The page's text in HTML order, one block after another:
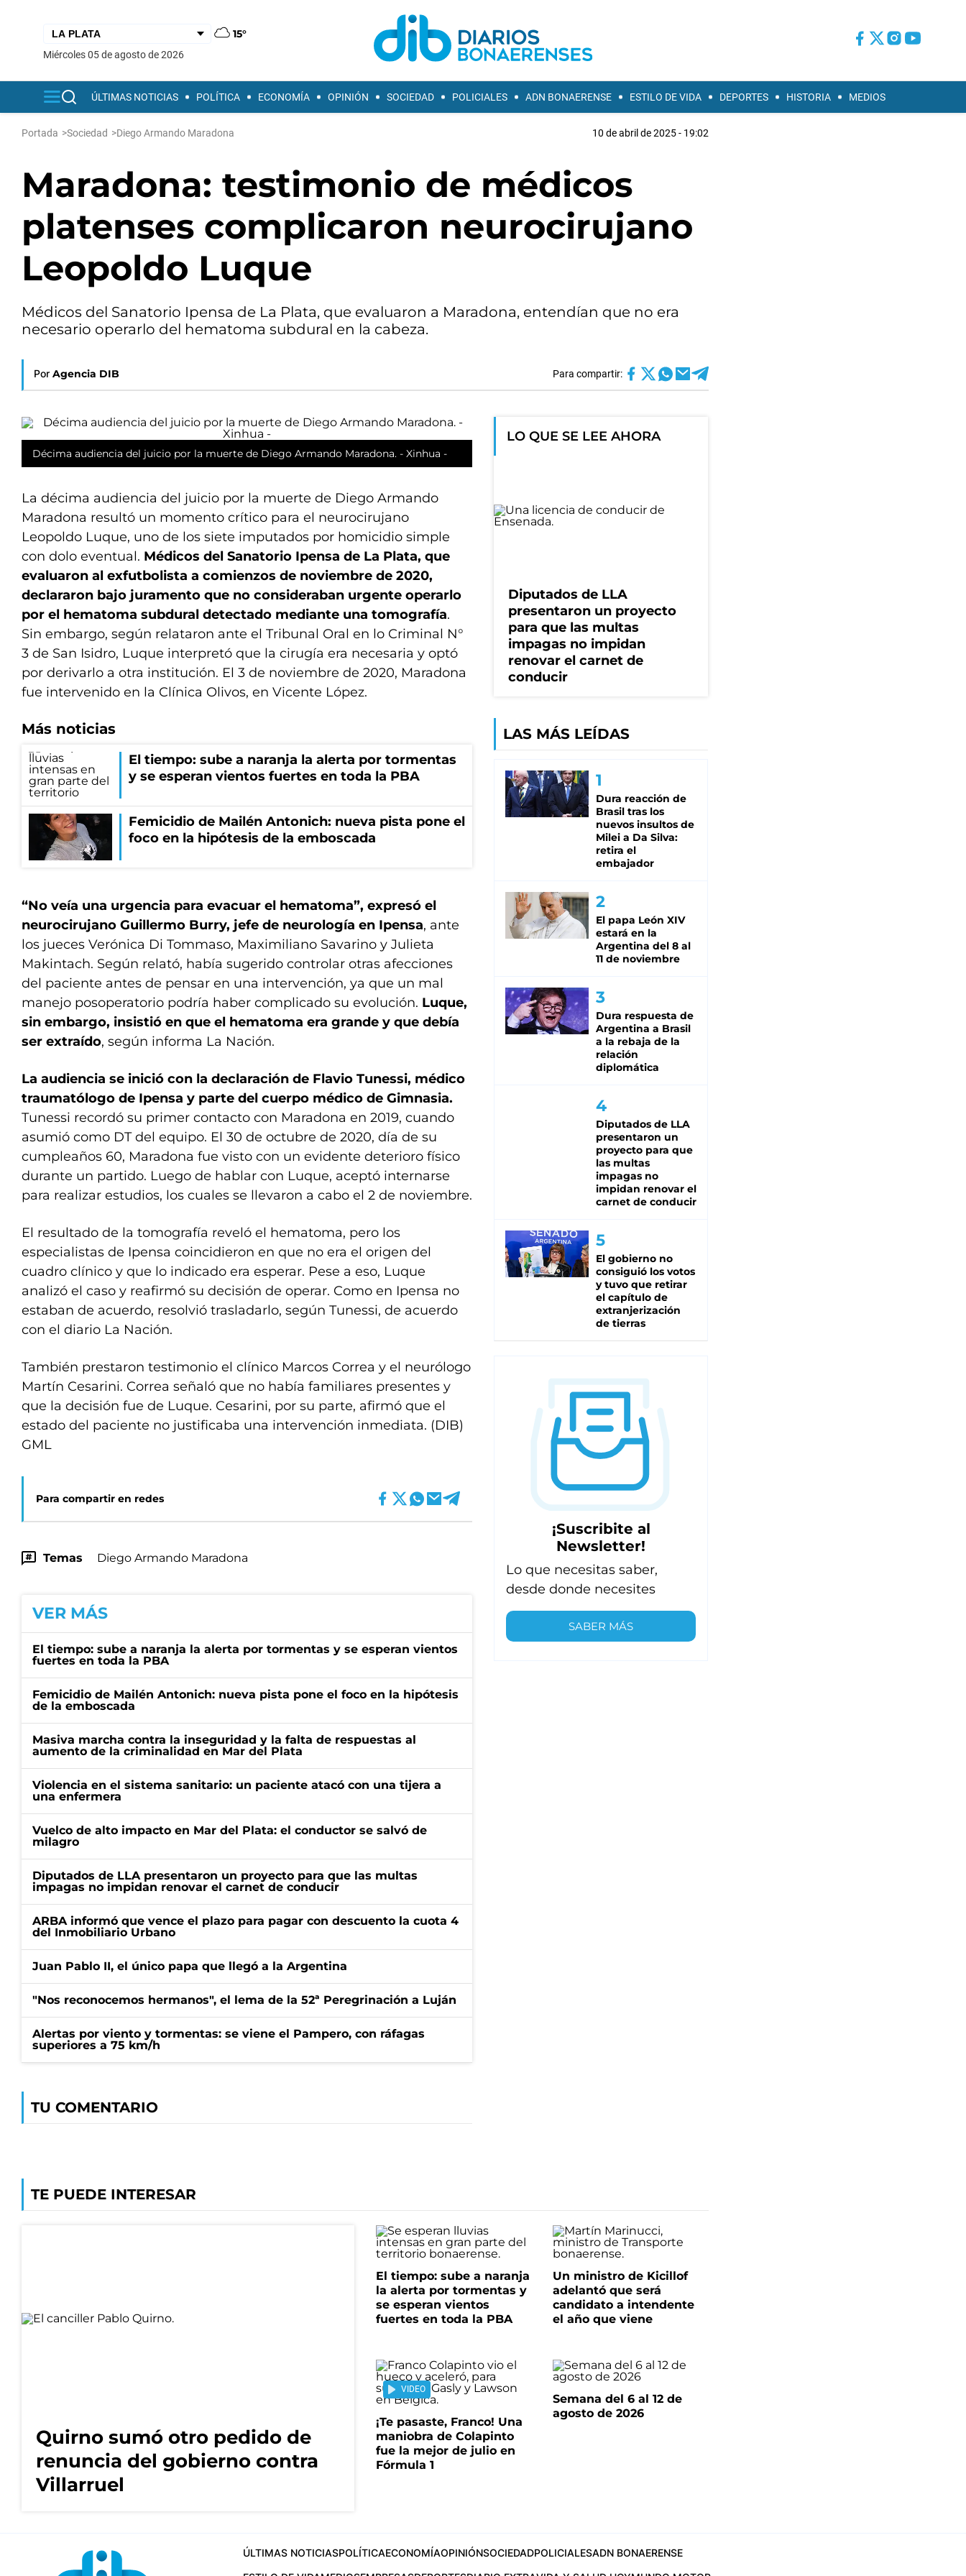
15°
miércoles 05 de agosto de 2026
ÚLTIMAS NOTICIAS POLÍTICA ECONOMÍA OPINIÓN SOCIEDAD POLICIALES ADN BONAERENSE ESTILO DE VIDA DEPORTES HISTORIA MEDIOS
Portada >Sociedad >Diego Armando Maradona 10 de abril de 2025 - 19:02
Maradona: testimonio de médicos
platenses complicaron neurocirujano
Leopoldo Luque
Médicos del Sanatorio Ipensa de La Plata, que evaluaron a Maradona, entendían que no era
necesario operarlo del hematoma subdural en la cabeza.
Por Agencia DIB Para compartir:
Décima audiencia del juicio por la muerte de Diego Armando Maradona. - Xinhua -
La décima audiencia del juicio por la muerte de Diego Armando
Maradona resultó un momento crítico para el neurocirujano
Leopoldo Luque, uno de los siete imputados por homicidio simple
con dolo eventual. Médicos del Sanatorio Ipensa de La Plata, que
evaluaron al exfutbolista a comienzos de noviembre de 2020,
declararon bajo juramento que no consideraban urgente operarlo
por el hematoma subdural detectado mediante una tomografía.
Sin embargo, según relataron ante el Tribunal Oral en lo Criminal N°
3 de San Isidro, Luque interpretó que la cirugía era necesaria y optó
por derivarlo a otra institución. El 3 de noviembre de 2020, Maradona
fue intervenido en la Clínica Olivos, en Vicente López.
Más noticias
El tiempo: sube a naranja la alerta por tormentas
y se esperan vientos fuertes en toda la PBA
Femicidio de Mailén Antonich: nueva pista pone el
foco en la hipótesis de la emboscada
“No veía una urgencia para evacuar el hematoma”, expresó el
neurocirujano Guillermo Burry, jefe de neurología en Ipensa, ante
los jueces Verónica Di Tommaso, Maximiliano Savarino y Julieta
Makintach. Según relató, había sugerido controlar otras afecciones
del paciente antes de pensar en una intervención, ya que un mal
manejo posoperatorio podría haber complicado su evolución. Luque,
sin embargo, insistió en que el hematoma era grande y que debía
ser extraído, según informa La Nación.
La audiencia se inició con la declaración de Flavio Tunessi, médico
traumatólogo de Ipensa y parte del cuerpo médico de Gimnasia.
Tunessi recordó su primer contacto con Maradona en 2019, cuando
asumió como DT del equipo. El 30 de octubre de 2020, día de su
cumpleaños 60, Maradona fue visto con un evidente deterioro físico
durante un partido. Luego de hablar con Luque, aceptó internarse
para realizar estudios, los cuales se llevaron a cabo el 2 de noviembre.
El resultado de la tomografía reveló el hematoma, pero los
especialistas de Ipensa coincidieron en que no era el origen del
cuadro clínico y que lo indicado era esperar. Pese a eso, Luque
analizó el caso y reafirmó su decisión de operar. Como en Ipensa no
estaban de acuerdo, resolvió trasladarlo, según Tunessi, de acuerdo
con el diario La Nación.
También prestaron testimonio el clínico Marcos Correa y el neurólogo
Martín Cesarini. Correa señaló que no había familiares presentes y
que la decisión fue de Luque. Cesarini, por su parte, afirmó que el
estado del paciente no justificaba una intervención inmediata. (DIB)
GML
Para compartir en redes
Temas Diego Armando Maradona
VER MÁS
El tiempo: sube a naranja la alerta por tormentas y se esperan vientos
fuertes en toda la PBA
Femicidio de Mailén Antonich: nueva pista pone el foco en la hipótesis
de la emboscada
Masiva marcha contra la inseguridad y la falta de respuestas al
aumento de la criminalidad en Mar del Plata
Violencia en el sistema sanitario: un paciente atacó con una tijera a
una enfermera
Vuelco de alto impacto en Mar del Plata: el conductor se salvó de
milagro
Diputados de LLA presentaron un proyecto para que las multas
impagas no impidan renovar el carnet de conducir
ARBA informó que vence el plazo para pagar con descuento la cuota 4
del Inmobiliario Urbano
Juan Pablo II, el único papa que llegó a la Argentina
"Nos reconocemos hermanos", el lema de la 52ª Peregrinación a Luján
Alertas por viento y tormentas: se viene el Pampero, con ráfagas
superiores a 75 km/h
TU COMENTARIO
LO QUE SE LEE AHORA
Diputados de LLA
presentaron un proyecto
para que las multas
impagas no impidan
renovar el carnet de
conducir
LAS MÁS LEÍDAS
Dura reacción de
Brasil tras los
nuevos insultos de
Milei a Da Silva:
retira el
embajador
El papa León XIV
estará en la
Argentina del 8 al
11 de noviembre
Dura respuesta de
Argentina a Brasil
a la rebaja de la
relación
diplomática
Diputados de LLA
presentaron un
proyecto para que
las multas
impagas no
impidan renovar el
carnet de conducir
El gobierno no
consiguió los votos
y tuvo que retirar
el capítulo de
extranjerización
de tierras
¡Suscribite al
Newsletter!
Lo que necesitas saber,
desde donde necesites
SABER MÁS
TE PUEDE INTERESAR
Quirno sumó otro pedido de
renuncia del gobierno contra
Villarruel
El tiempo: sube a naranja
la alerta por tormentas y
se esperan vientos
fuertes en toda la PBA
Un ministro de Kicillof
adelantó que será
candidato a intendente
el año que viene
VIDEO
¡Te pasaste, Franco! Una
maniobra de Colapinto
fue la mejor de julio en
Fórmula 1
Semana del 6 al 12 de
agosto de 2026
ÚLTIMAS NOTICIASPOLÍTICAECONOMÍAOPINIÓNSOCIEDADPOLICIALESADN BONAERENSE